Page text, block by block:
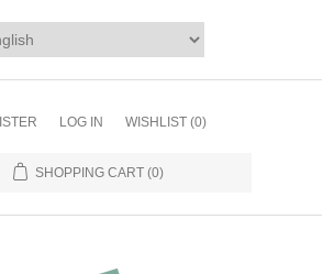
LOG IN WISHLIST (0)
SHOPPING CART (0)